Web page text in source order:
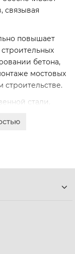
связывая
повышает
бетона,
мостовых
строительстве.
стали,
l, ATл-60-l,